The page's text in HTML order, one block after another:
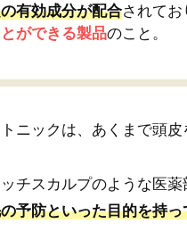
有効成分が配合されてお
ができる製品のこと。
ニックは、あくまで頭皮
チスカルプのような医薬
予防といった目的を持